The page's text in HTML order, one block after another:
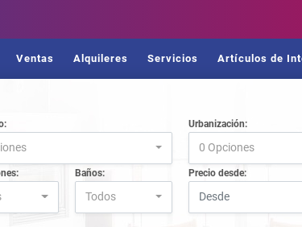
Ventas Alquileres Servicios Artículos de
Urbanización:
0 Opciones
Baños:
Todos
Precio desde: